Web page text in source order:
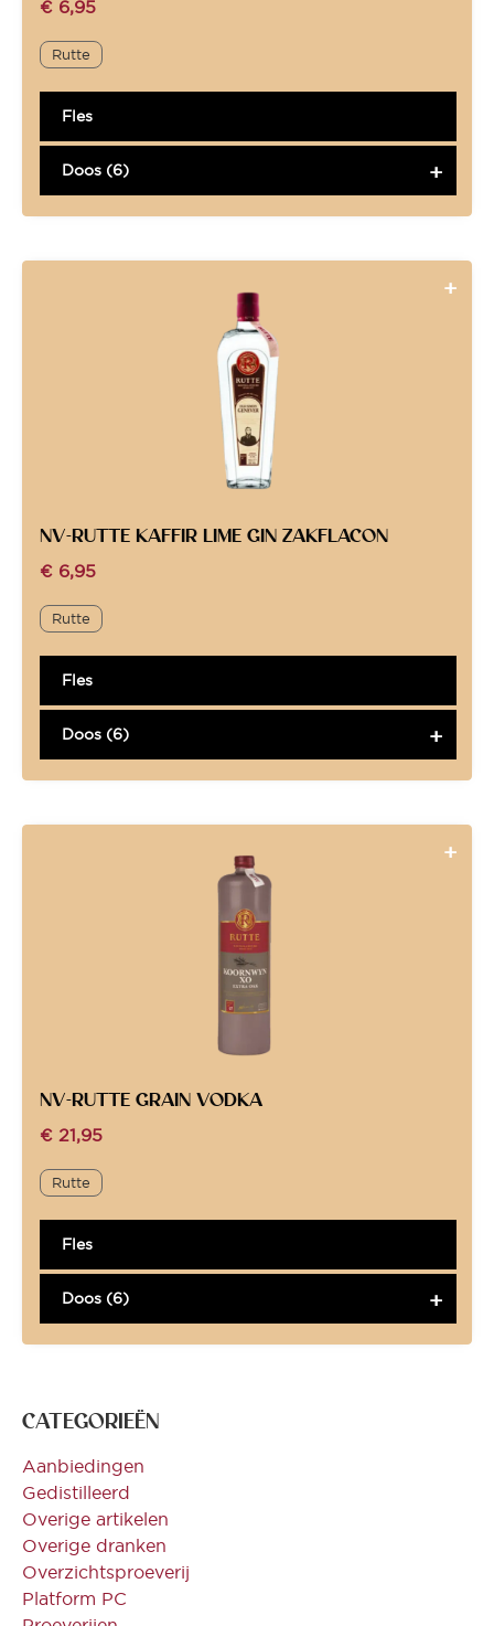
CATEGORIEËN
Aanbiedingen
Gedistilleerd
Overige artikelen
Overige dranken
Overzichtsproeverij
Platform PC
€ 6,95
Rutte
Fles
Doos (6)
NV-RUTTE KAFFIR LIME GIN ZAKFLACON
€ 6,95
Rutte
Fles
Doos (6)
NV-RUTTE GRAIN VODKA
€ 21,95
Rutte
Fles
Doos (6)